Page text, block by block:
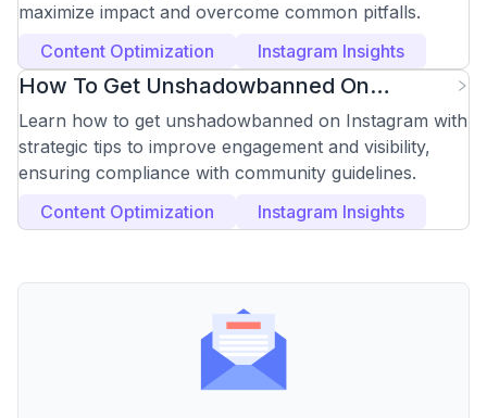
maximize impact and overcome common pitfalls.
Content Optimization
Instagram Insights
How To Get Unshadowbanned On
Instagram
Learn how to get unshadowbanned on Instagram with
strategic tips to improve engagement and visibility,
ensuring compliance with community guidelines.
Content Optimization
Instagram Insights